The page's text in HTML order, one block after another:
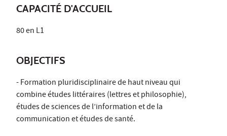
CAPACITÉ D'ACCUEIL
80 en L1
OBJECTIFS
- Formation pluridisciplinaire de haut niveau qui
combine études littéraires (lettres et philosophie),
études de sciences de l’information et de la
communication et études de santé.